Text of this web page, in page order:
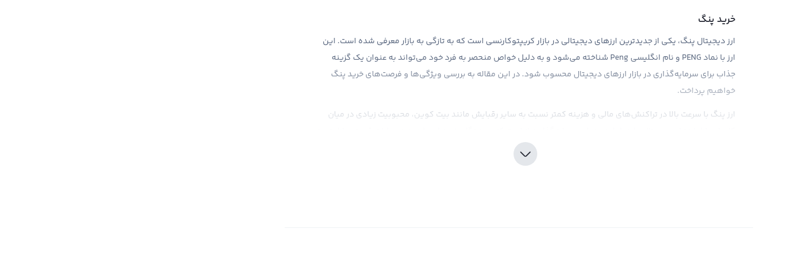
خرید پنگ
ارز دیجیتال پنگ، یکی از جدیدترین ارزهای دیجیتالی در بازار کریپتوکارنسی است که به تازگی به بازار معرفی شده است. این
ارز با نماد PENG و نام انگلیسی Peng شناخته می‌شود و به دلیل خواص منحصر به فرد خود می‌تواند به عنوان یک گزینه
جذاب برای سرمایه‌گذاری در بازار ارزهای دیجیتال محسوب شود. در این مقاله به بررسی ویژگی‌ها و فرصت‌های خرید پنگ
خواهیم پرداخت.
ارز پنگ با سرعت بالا در تراکنش‌های مالی و هزینه کمتر نسبت به سایر رقبایش مانند بیت کوین، محبوبیت زیادی در میان
کنید و تحقیقات موثقی در مورد آن انجام دهید. در صرافی رابکس، با ارائه قیمت‌های رقابتی و کارمزد پایین، شما می‌توانید
به سادگی پنگ را خریداری کنید و این صرافی مطمئن است که تجربه خریدی مطلوب برای شما فراهم می‌کند.